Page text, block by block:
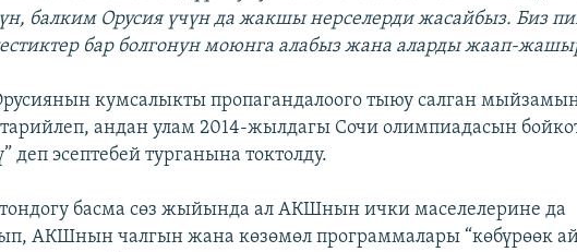
балким Орусия үчүн да жакшы нерселерди жасайбыз. Биз
бар болгонун моюнга алабыз жана аларды жаап-
кумсалыкты пропагандалоого тыюу салган
андан улам 2014-жылдагы Сочи олимпиадасын
деп эсептебей турганына токтолду.
басма сөз жыйында ал АКШнын ички маселелерине да
АКШнын чалгын жана көзөмөл программалары “көбүрөөк